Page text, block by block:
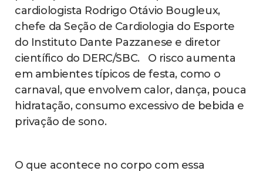
cardiologista Rodrigo Otávio Bougleux,
chefe da Seção de Cardiologia do Esporte
do Instituto Dante Pazzanese e diretor
científico do DERC/SBC. O risco aumenta
em ambientes típicos de festa, como o
carnaval, que envolvem calor, dança, pouca
hidratação, consumo excessivo de bebida e
privação de sono.
O que acontece no corpo com essa